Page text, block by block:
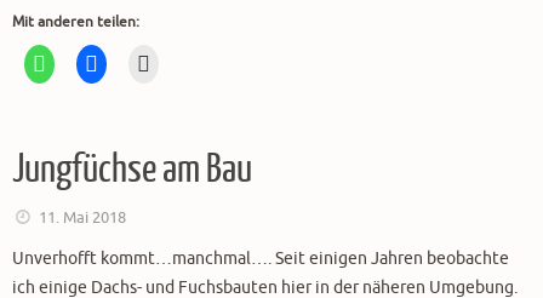
Mit anderen teilen:
Jungfüchse am Bau
11. Mai 2018
Unverhofft kommt…manchmal…. Seit einigen Jahren beobachte
ich einige Dachs- und Fuchsbauten hier in der näheren Umgebung.